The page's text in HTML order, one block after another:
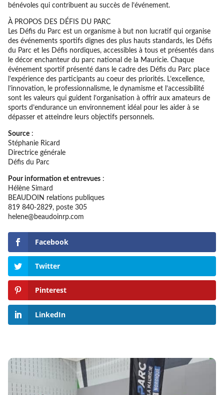
bénévoles qui contribuent au succès de l’événement.
À PROPOS DES DÉFIS DU PARC
Les Défis du Parc est un organisme à but non lucratif qui organise
des événements sportifs dignes des plus hauts standards, les Défis
du Parc et les Défis nordiques, accessibles à tous et présentés dans
le décor enchanteur du parc national de la Mauricie. Chaque
événement sportif présenté dans le cadre des Défis du Parc place
l’expérience des participants au coeur des priorités. L’excellence,
l’innovation, le professionnalisme, le dynamisme et l’accessibilité́
sont les valeurs qui guident l’organisation à offrir aux amateurs de
sports d’endurance un environnement idéal pour les aider à se
dépasser et atteindre leurs objectifs personnels.
Source:
Stéphanie Ricard
Directrice générale
Défis du Parc
Pour information et entrevues:
Hélène Simard
BEAUDOIN relations publiques
819 840-2829, poste 305
helene@beaudoinrp.com
Facebook
Twitter
Pinterest
LinkedIn